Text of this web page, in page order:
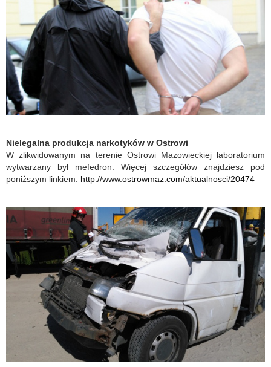
Nielegalna produkcja narkotyków w Ostrowi
W zlikwidowanym na terenie Ostrowi Mazowieckiej laboratorium
wytwarzany był mefedron. Więcej szczegółów znajdziesz pod
poniższym linkiem: http://www.ostrowmaz.com/aktualnosci/20474